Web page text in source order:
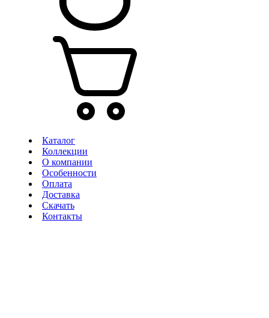
Каталог
Коллекции
О компании
Особенности
Оплата
Доставка
Скачать
Контакты